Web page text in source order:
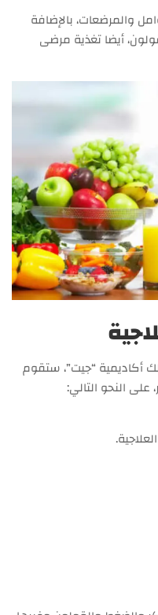
والمرضعات، بالإضافة
أيضا تغذية مرضى
أكاديمية “جيت”، ستقوم
النحو التالي: